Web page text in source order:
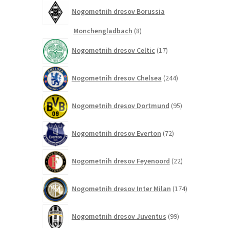
Nogometnih dresov Borussia
Monchengladbach 88
Nogometnih dresov Celtic 17izdelkov
Nogometnih dresov Chelsea 244izdelkov
Nogometnih dresov Dortmund 95izdelkov
Nogometnih dresov Everton 72izdelkov
Nogometnih dresov Feyenoord 22izdelkov
Nogometnih dresov Inter Milan 174izdelkov
Nogometnih dresov Juventus 99izdelkov